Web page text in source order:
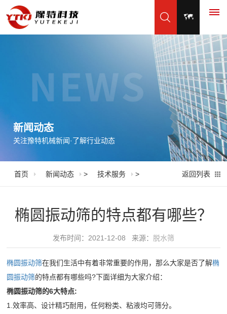
页
产
展
筛
水
椭
用
精
务
新闻动态
关注豫特机械新闻·了解行业动态
首页 新闻动态 > 技术服务 > 返回列表
椭圆振动筛的特点都有哪些？
发布时间：2021-12-08 来源： 脱水筛
椭圆振动筛在我们生活中有着非常重要的作用，那么大家是否了解椭
圆振动筛的特点都有哪些吗?下面详细为大家介绍：
椭圆振动筛的6大特点:
1.效率高、设计精巧耐用，任何粉类、粘液均可筛分。